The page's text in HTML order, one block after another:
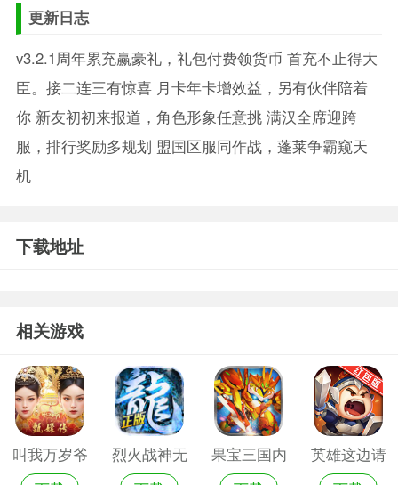
更新日志
v3.2.1周年累充赢豪礼，礼包付费领货币 首充不止得大
臣。接二连三有惊喜 月卡年卡增效益，另有伙伴陪着
你 新友初初来报道，角色形象任意挑 满汉全席迎跨
服，排行奖励多规划 盟国区服同作战，蓬莱争霸窥天
机
下载地址
相关游戏
叫我万岁爷
烈火战神无
果宝三国内
英雄这边请